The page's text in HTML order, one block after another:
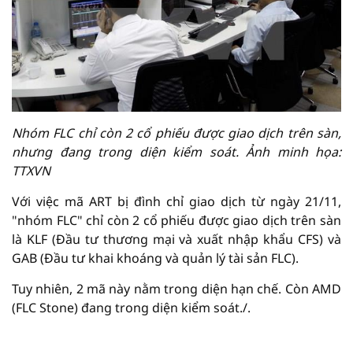
Nhóm FLC chỉ còn 2 cổ phiếu được giao dịch trên sàn,
nhưng đang trong diện kiểm soát. Ảnh minh họa:
TTXVN
Với việc mã ART bị đình chỉ giao dịch từ ngày 21/11,
"nhóm FLC" chỉ còn 2 cổ phiếu được giao dịch trên sàn
là KLF (Đầu tư thương mại và xuất nhập khẩu CFS) và
GAB (Đầu tư khai khoáng và quản lý tài sản FLC).
Tuy nhiên, 2 mã này nằm trong diện hạn chế. Còn AMD
(FLC Stone) đang trong diện kiểm soát./.